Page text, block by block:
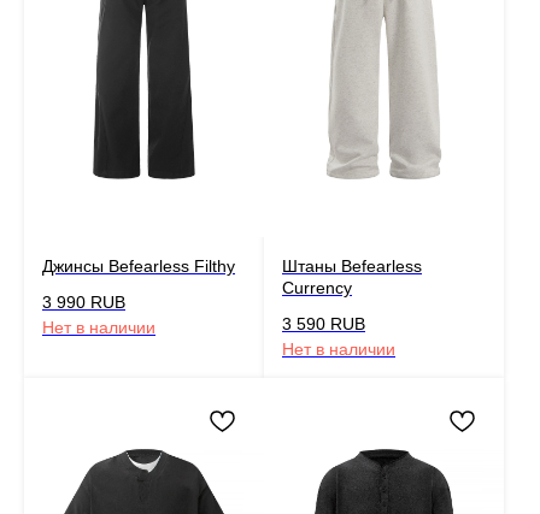
Джинсы Befearless Filthy
3 990 RUB
Нет в наличии
Штаны Befearless
Currency
3 590 RUB
Нет в наличии